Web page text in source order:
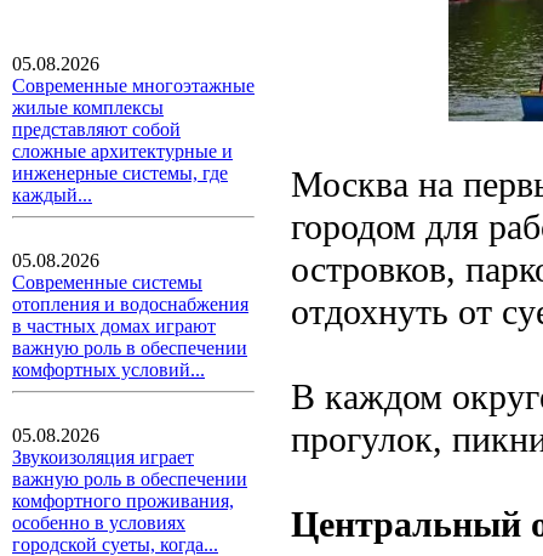
05.08.2026
Современные многоэтажные
жилые комплексы
представляют собой
сложные архитектурные и
инженерные системы, где
каждый...
05.08.2026
Современные системы
отопления и водоснабжения
в частных домах играют
важную роль в обеспечении
комфортных условий...
05.08.2026
Звукоизоляция играет
важную роль в обеспечении
комфортного проживания,
особенно в условиях
городской суеты, когда...
Москва на
городом для
островков,
отдохнуть от
В каждом
прогулок,
Центральный